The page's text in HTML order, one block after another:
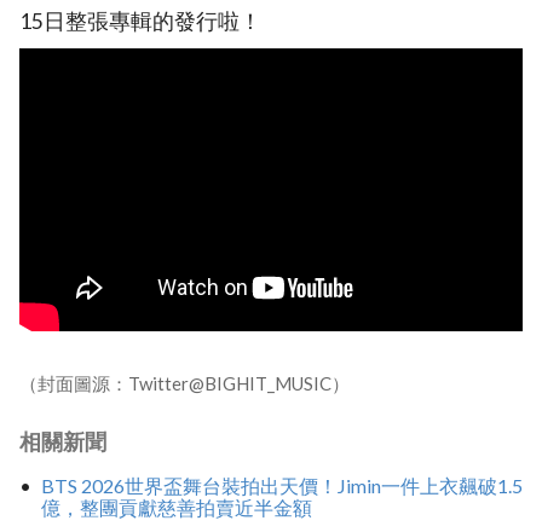
15日整張專輯的發行啦！
（封面圖源：Twitter@BIGHIT_MUSIC）
相關新聞
BTS 2026世界盃舞台裝拍出天價！Jimin一件上衣飆破1.5
億，整團貢獻慈善拍賣近半金額